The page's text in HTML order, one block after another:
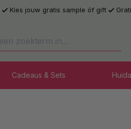
Kies jouw gratis sample óf gift
Cadeaus & Sets